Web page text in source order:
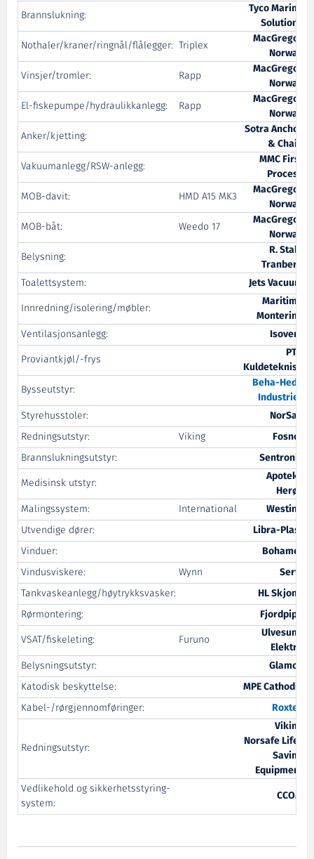
Brannslukning:
Tyco Marine
Solutions
Nothaler/kraner/ringnål/flålegger: Triplex
MacGregor
Norway
Vinsjer/tromler:
Rapp
MacGregor
Norway
El-fiskepumpe/hydraulikkanlegg:
Rapp
MacGregor
Norway
Anker/kjetting:
Sotra Anchor
& Chain
Vakuumanlegg/RSW-anlegg:
MMC First
Process
MOB-davit:
HMD A15 MK3
MacGregor
Norway
MOB-båt:
Weedo 17
MacGregor
Norway
Belysning:
R. Stahl
Tranberg
Toalettsystem:
Jets Vacuum
Innredning/isolering/møbler:
Maritime
Montering
Ventilasjonsanlegg:
Isovent
Proviantkjøl/-frys
PTG
Kuldeteknisk
Bysseutstyr:
Beha-Hedo
Industrier
Styrehusstoler:
NorSap
Redningsutstyr:
Viking
Fosnot
Brannslukningsutstyr:
Sentronic
Medisinsk utstyr:
Apotek1
Herøy
Malingssystem:
International
Westing
Utvendige dører:
Libra-Plast
Vinduer:
Bohamet
Vindusviskere:
Wynn
Servi
Tankvaskeanlegg/høytrykksvasker:
HL Skjong
Rørmontering:
Fjordpipe
VSAT/fiskeleting:
Furuno
Ulvesund
Elektro
Belysningsutstyr:
Glamox
Katodisk beskyttelse:
MPE Cathodic
Kabel-/rørgjennomføringer:
Roxtec
Redningsutstyr:
Viking
Norsafe Life-
Saving
Equipment
Vedlikehold og sikkerhetsstyring-
system:
CCOM